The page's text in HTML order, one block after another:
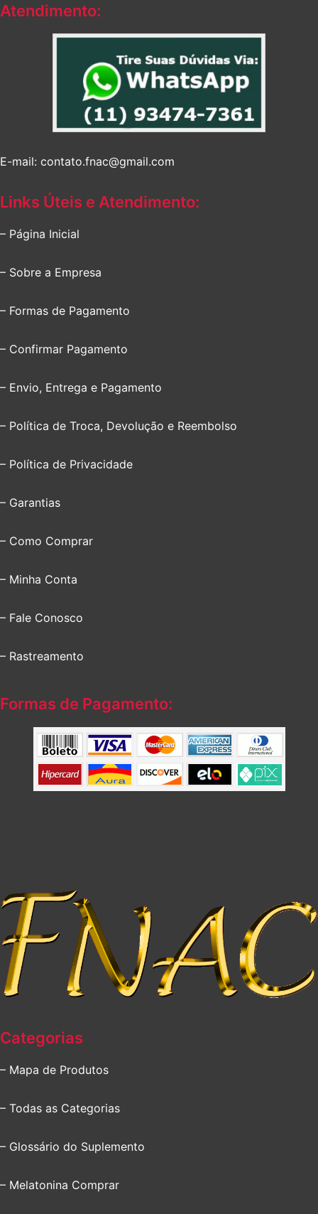
Atendimento:
E-mail: contato.fnac@gmail.com
Links Úteis e Atendimento:
– Página Inicial
– Sobre a Empresa
– Formas de Pagamento
– Confirmar Pagamento
– Envio, Entrega e Pagamento
– Política de Troca, Devolução e Reembolso
– Política de Privacidade
– Garantias
– Como Comprar
– Minha Conta
– Fale Conosco
– Rastreamento
Formas de Pagamento:
Categorias
– Mapa de Produtos
– Todas as Categorias
– Glossário do Suplemento
– Melatonina Comprar